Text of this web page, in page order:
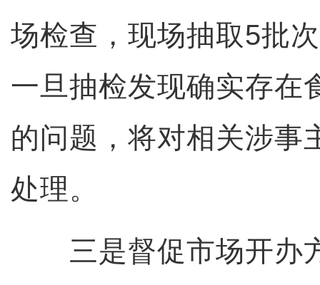
场检查，现场抽取5批
一旦抽检发现确实存在
的问题，将对相关涉事
处理。
三是督促市场开办